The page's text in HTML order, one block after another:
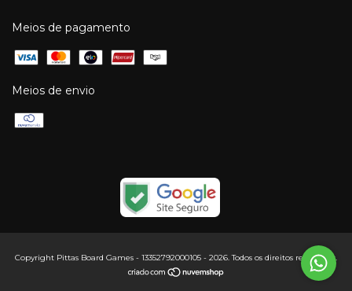
Meios de pagamento
Meios de envio
Copyright Pittas Board Games - 13352792000105 - 2026. Todos os direitos reservados.